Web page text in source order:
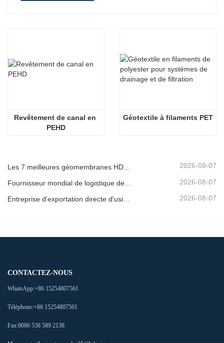
Revêtement de canal en
PEHD
Géotextile à filaments PET
2026-08-07
2026-08-07
Entreprise d'exportation directe d'usine de géomembrane 2026-08-07
CONTACTEZ-NOUS
WhatsApp:+86 15254807561
Téléphone:+86 15254807561
Fax:0086 538 589 2138